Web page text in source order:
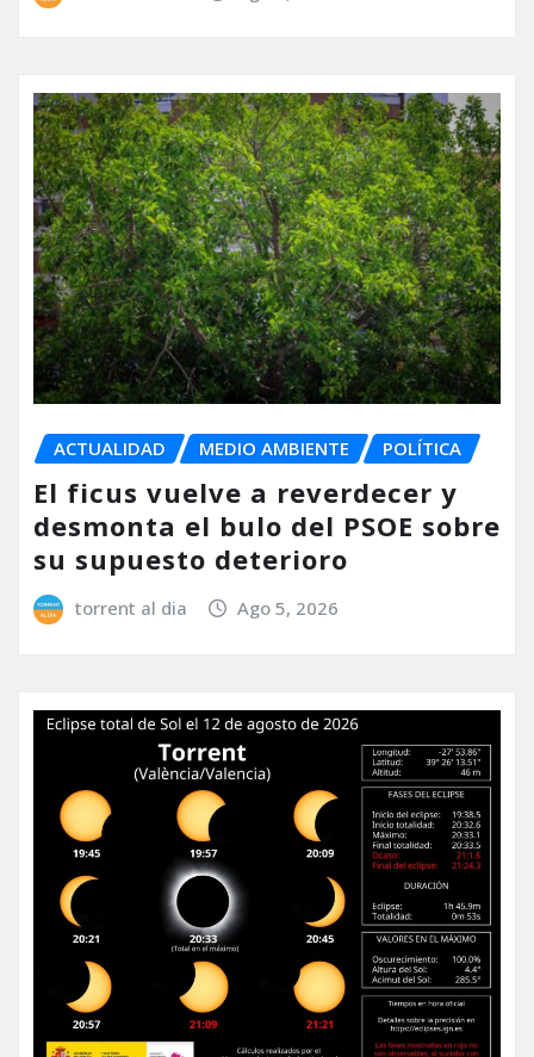
ACTUALIDAD MEDIO AMBIENTE POLÍTICA
El ficus vuelve a reverdecer y
desmonta el bulo del PSOE sobre
su supuesto deterioro
torrent al dia Ago 5, 2026